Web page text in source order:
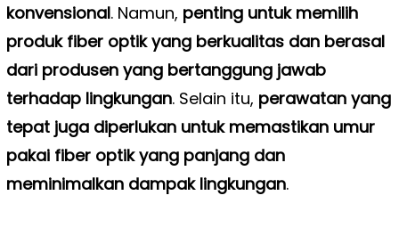
konvensional. Namun, penting untuk memilih
produk fiber optik yang berkualitas dan berasal
dari produsen yang bertanggung jawab
terhadap lingkungan. Selain itu, perawatan yang
tepat juga diperlukan untuk memastikan umur
pakai fiber optik yang panjang dan
meminimalkan dampak lingkungan.